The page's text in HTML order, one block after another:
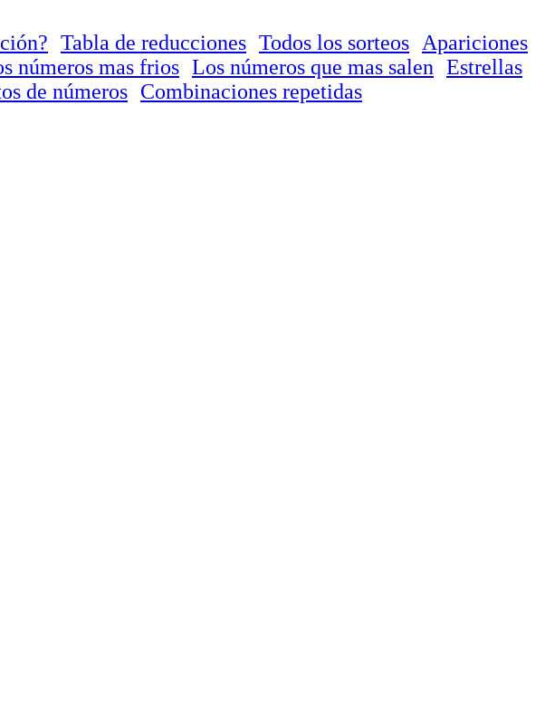
Tabla de reducciones Todos los sorteos
Apariciones
números mas frios Los números que mas salen Estrellas
de números Combinaciones repetidas